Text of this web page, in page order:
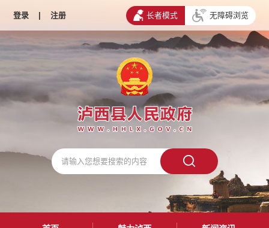
登录 | 注册 长者模式 无障碍浏览